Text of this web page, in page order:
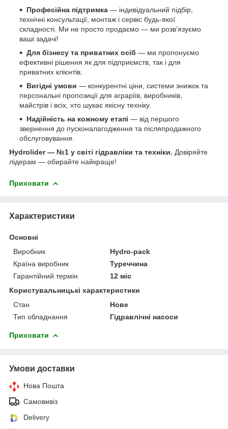
Професійна підтримка — індивідуальний підбір,
технічні консультації, монтаж і сервіс будь-якої
складності. Ми не просто продаємо — ми розв’язуємо
ваші задачі!
Для бізнесу та приватних осіб — ми пропонуємо
ефективні рішення як для підприємств, так і для
приватних клієнтів.
Вигідні умови — конкурентні ціни, системи знижок та
персональні пропозиції для аграріїв, виробників,
майстрів і всіх, хто шукає якісну техніку.
Надійність на кожному етапі — від першого
звернення до пусконалагодження та післяпродажного
обслуговування.
Hydrolider — №1 у світі гідравліки та техніки. Довіряйте
лідерам — обирайте найкраще!
Приховати
Характеристики
Основні
Виробник
Hydro-pack
Країна виробник
Туреччина
Гарантійний термін
12 міс
Користувальницькі характеристики
Стан
Нове
Тип обладнання
Гідравлічні насоси
Приховати
Умови доставки
Нова Пошта
Самовивіз
Delivery